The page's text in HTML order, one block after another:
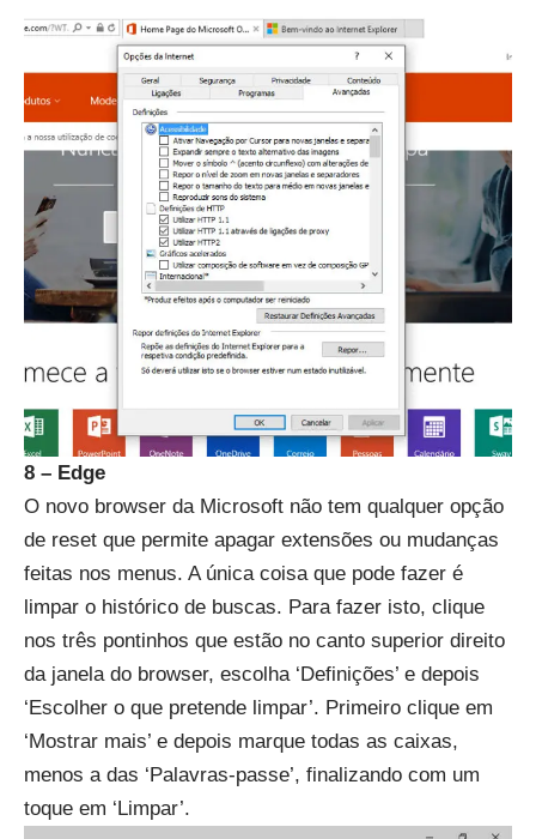
8 – Edge
O novo browser da Microsoft não tem qualquer opção
de reset que permite apagar extensões ou mudanças
feitas nos menus. A única coisa que pode fazer é
limpar o histórico de buscas. Para fazer isto, clique
nos três pontinhos que estão no canto superior direito
da janela do browser, escolha ‘Definições’ e depois
‘Escolher o que pretende limpar’. Primeiro clique em
‘Mostrar mais’ e depois marque todas as caixas,
menos a das ‘Palavras-passe’, finalizando com um
toque em ‘Limpar’.